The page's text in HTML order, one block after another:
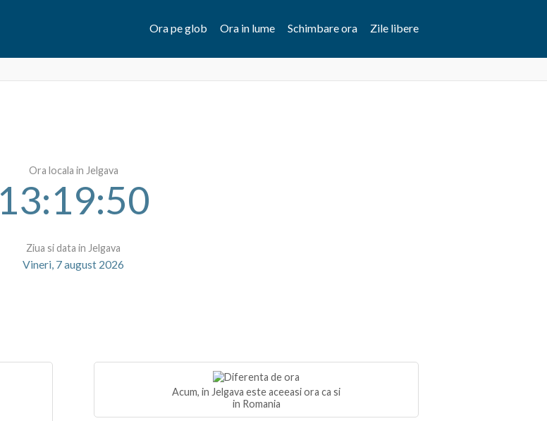
Ora pe glob Ora in lume Schimbare ora Zile libere
Ora locala in Jelgava
13:19:50
Ziua si data in Jelgava
Vineri, 7 august 2026
Acum, in Jelgava este aceeasi ora ca si
in Romania